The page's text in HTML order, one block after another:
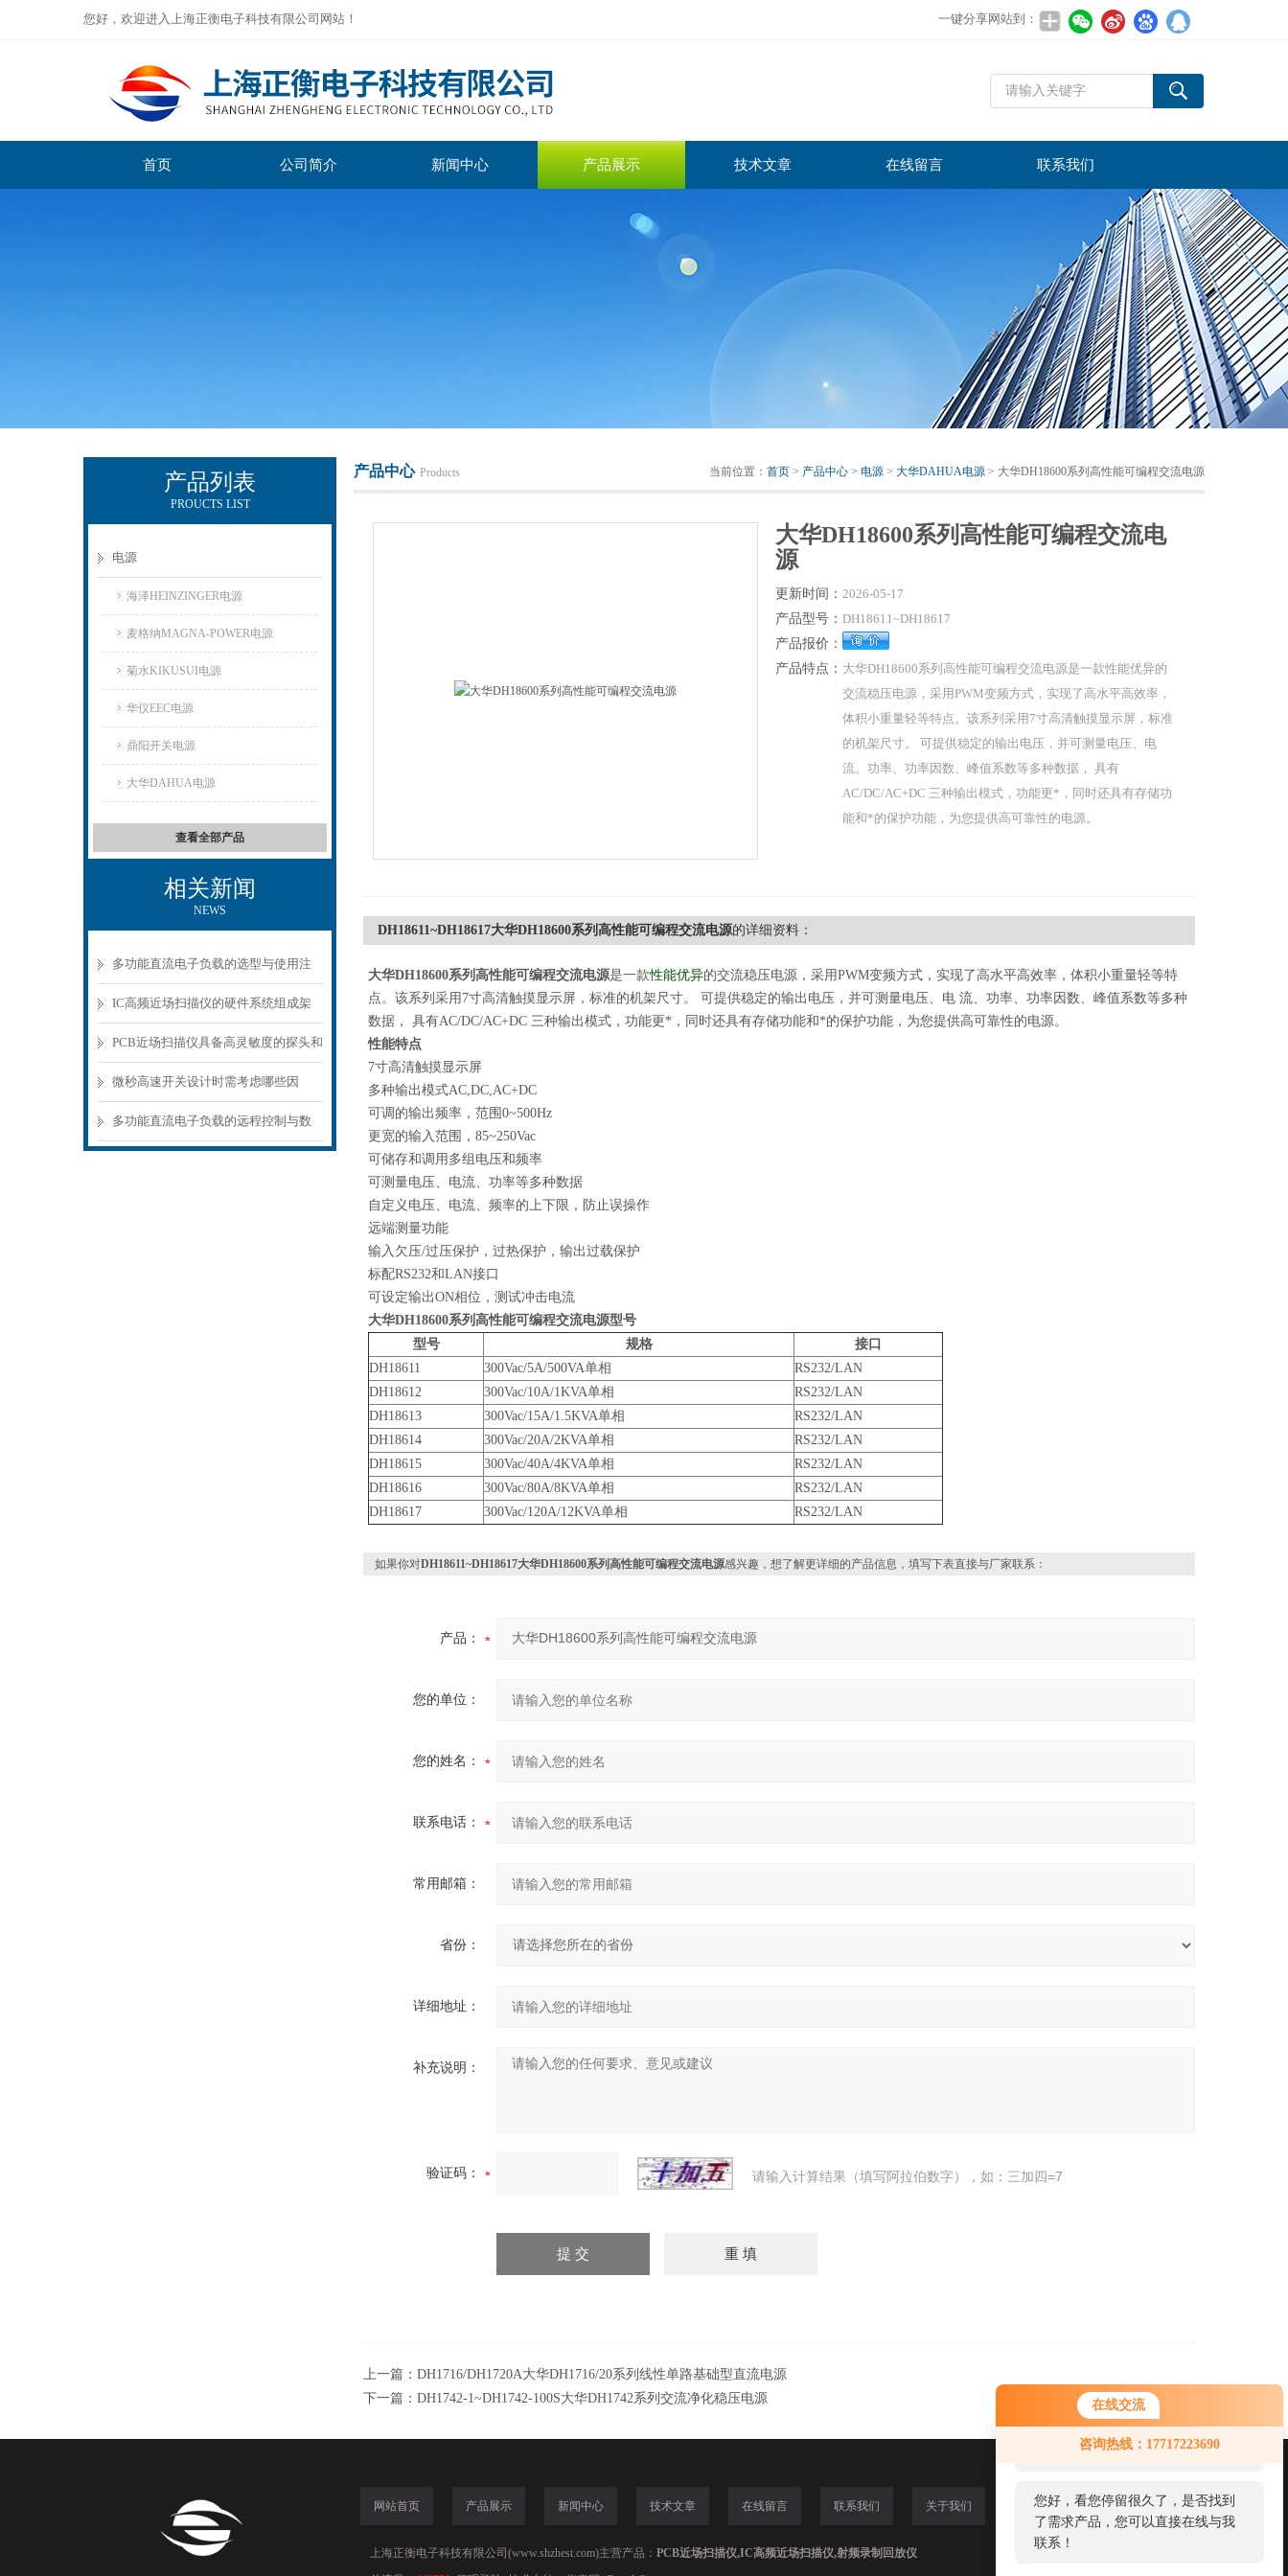
在线交流
咨询热线：17717223690
您好！欢迎前来咨询，很高兴为您
服务，请问您要咨询什么问题呢？
您好，看您停留很久了，是否找到
了需求产品，您可以直接在线与我
联系！
您好，欢迎进入上海正衡电子科技有限公司网站！ 一键分享网站到：
首页 公司简介 新闻中心 产品展示 技术文章 在线留言 联系我们
产品列表
PROUCTS LIST
电源
海泽HEINZINGER电源
麦格纳MAGNA-POWER电源
菊水KIKUSUI电源
华仪EEC电源
鼎阳开关电源
大华DAHUA电源
查看全部产品
相关新闻
NEWS
多功能直流电子负载的选型与使用注
意事项
IC高频近场扫描仪的硬件系统组成架
构分析
PCB近场扫描仪具备高灵敏度的探头和
精密的扫描机构
微秒高速开关设计时需考虑哪些因
素？
多功能直流电子负载的远程控制与数
产品中心 Products 当前位置： 首页 > 产品中心 > 电源 > 大华DAHUA电源 > 大华DH18600系列高性能可编程交流电源
大华DH18600系列高性能可编程交流电
源
更新时间： 2026-05-17
产品型号： DH18611~DH18617
产品报价：
产品特点： 大华DH18600系列高性能可编程交流电源是一款性能优异的
交流稳压电源，采用PWM变频方式，实现了高水平高效率，
体积小重量轻等特点。该系列采用7寸高清触摸显示屏，标准
的机架尺寸。 可提供稳定的输出电压，并可测量电压、电
流、功率、功率因数、峰值系数等多种数据， 具有
AC/DC/AC+DC 三种输出模式，功能更*，同时还具有存储功
能和*的保护功能，为您提供高可靠性的电源。
DH18611~DH18617大华DH18600系列高性能可编程交流电源的详细资料：
大华DH18600系列高性能可编程交流电源是一款性能优异的交流稳压电源，采用PWM变频方式，实现了高水平高效率，体积小重量轻等特
点。该系列采用7寸高清触摸显示屏，标准的机架尺寸。 可提供稳定的输出电压，并可测量电压、电 流、功率、功率因数、峰值系数等多种
数据， 具有AC/DC/AC+DC 三种输出模式，功能更*，同时还具有存储功能和*的保护功能，为您提供高可靠性的电源。
性能特点
7寸高清触摸显示屏
多种输出模式AC,DC,AC+DC
可调的输出频率，范围0~500Hz
更宽的输入范围，85~250Vac
可储存和调用多组电压和频率
可测量电压、电流、功率等多种数据
自定义电压、电流、频率的上下限，防止误操作
远端测量功能
输入欠压/过压保护，过热保护，输出过载保护
标配RS232和LAN接口
可设定输出ON相位，测试冲击电流
大华DH18600系列高性能可编程交流电源型号
型号
规格
接口
DH18611
300Vac/5A/500VA单相
RS232/LAN
DH18612
300Vac/10A/1KVA单相
RS232/LAN
DH18613
300Vac/15A/1.5KVA单相
RS232/LAN
DH18614
300Vac/20A/2KVA单相
RS232/LAN
DH18615
300Vac/40A/4KVA单相
RS232/LAN
DH18616
300Vac/80A/8KVA单相
RS232/LAN
DH18617
300Vac/120A/12KVA单相 RS232/LAN
如果你对DH18611~DH18617大华DH18600系列高性能可编程交流电源感兴趣，想了解更详细的产品信息，填写下表直接与厂家联系：
产品：
您的单位：
您的姓名：
联系电话：
常用邮箱：
省份：
详细地址：
补充说明：
验证码： 请输入计算结果（填写阿拉伯数字），如：三加四=7
上一篇： DH1716/DH1720A大华DH1716/20系列线性单路基础型直流电源
下一篇： DH1742-1~DH1742-100S大华DH1742系列交流净化稳压电源
网站首页 产品展示 新闻中心 技术文章 在线留言 联系我们 关于我们
上海正衡电子科技有限公司(www.shzhest.com)主营产品： PCB近场扫描仪,IC高频近场扫描仪,射频录制回放仪